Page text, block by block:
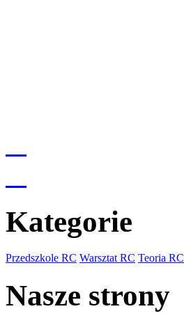
Kategorie
Przedszkole RC Warsztat RC Teoria RC
Nasze strony